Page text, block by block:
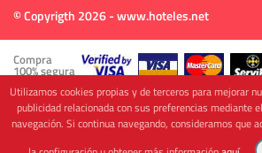
© Copyrigth 2026 - www.hoteles.net
Compra
100% segura
Cofinanciado por
Utilizamos cookies propias y de terceros para mejorar
publicidad relacionada con sus preferencias mediante
navegación. Si continua navegando, consideramos que